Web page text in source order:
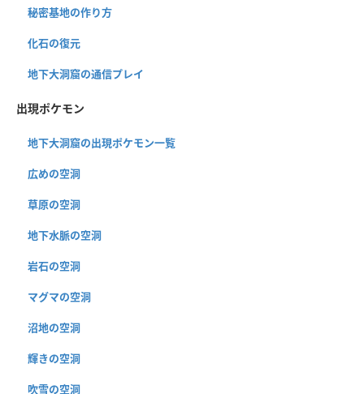
秘密基地の作り方
化石の復元
地下大洞窟の通信プレイ
出現ポケモン
地下大洞窟の出現ポケモン一覧
広めの空洞
草原の空洞
地下水脈の空洞
岩石の空洞
マグマの空洞
沼地の空洞
輝きの空洞
吹雪の空洞